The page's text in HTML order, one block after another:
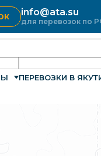
info@ata.su
для перевозок по
ПЕРЕВОЗКИ В